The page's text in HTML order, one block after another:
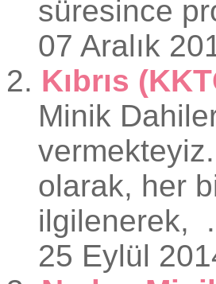
süresince
07 Aralık
2. Kıbrıs
Minik
vermekteyiz.
olarak, her
ilgilenerek,
25 Eylül